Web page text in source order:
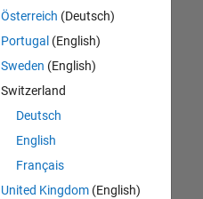
Österreich (Deutsch)
Portugal (English)
Sweden (English)
Switzerland
Deutsch
English
Français
United Kingdom(English)